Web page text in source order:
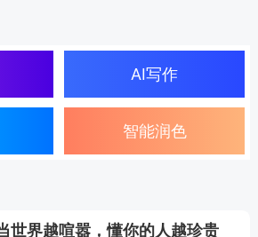
AI写作
智能润色
世界越喧嚣，懂你的人越珍贵